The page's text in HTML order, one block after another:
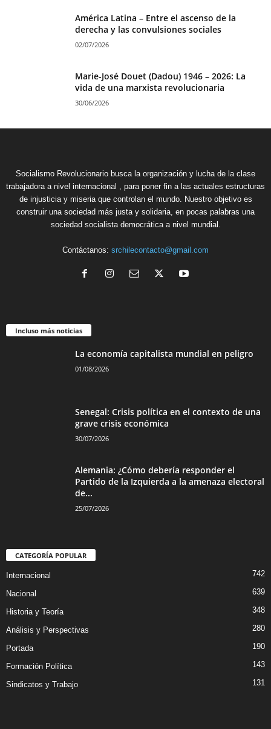
América Latina – Entre el ascenso de la
derecha y las convulsiones sociales
02/07/2026
Marie-José Douet (Dadou) 1946 – 2026: La
vida de una marxista revolucionaria
30/06/2026
Socialismo Revolucionario busca la organización y lucha de la clase
trabajadora a nivel internacional , para poner fin a las actuales estructuras
de injusticia y miseria que controlan el mundo. Nuestro objetivo es
construir una sociedad más justa y solidaria, en pocas palabras una
sociedad socialista democrática a nivel mundial.
Contáctanos: srchilecontacto@gmail.com
Incluso más noticias
La economía capitalista mundial en peligro
01/08/2026
Senegal: Crisis política en el contexto de una
grave crisis económica
30/07/2026
Alemania: ¿Cómo debería responder el
Partido de la Izquierda a la amenaza electoral
de...
25/07/2026
CATEGORÍA POPULAR
Internacional 742
Nacional 639
Historia y Teoría 348
Análisis y Perspectivas 280
Portada 190
Formación Política 143
Sindicatos y Trabajo 131